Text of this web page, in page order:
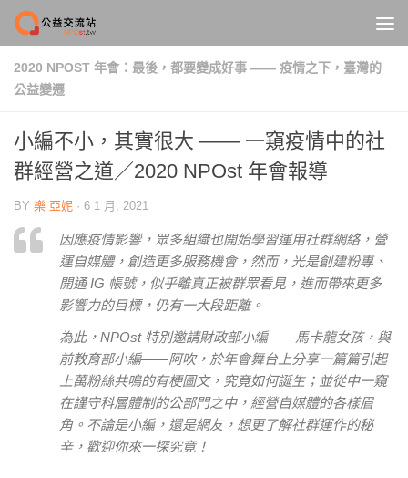
Skip to content
2020 NPOST 年會：最後，都要變成好事 —— 疫情之下，臺灣的
公益變遷
小編不小，其實很大 —— 一窺疫情中的社
群經營之道／2020 NPOst 年會報導
BY 樂 亞妮 · 6 1 月, 2021
因應疫情影響，眾多組織也開始學習運用社群網絡，營
運自媒體，創造更多服務機會，然而，光是創建粉專、
開通 IG 帳號，似乎離真正被群眾看見，進而帶來更多
影響力的目標，仍有一大段距離。
為此，NPOst 特別邀請財政部小編——馬卡龍女孩，與
前教育部小編——阿吹，於年會舞台上分享一篇篇引起
上萬粉絲共鳴的有梗圖文，究竟如何誕生；並從中一窺
在謹守科層體制的公部門之中，經營自媒體的各樣眉
角。不論是小編，還是網友，想更了解社群運作的秘
辛，歡迎你來一探究竟！